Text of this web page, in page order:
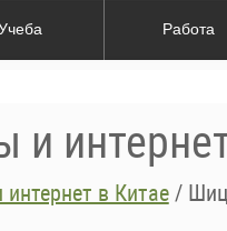
Работа
и
в Китае/